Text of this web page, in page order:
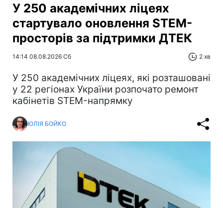
У 250 академічних ліцеях
стартувало оновлення STEM-
просторів за підтримки ДТЕК​‌
14:14 08.08.2026 Сб 2 хв
У 250 академічних ліцеях, які розташовані
у 22 регіонах України розпочато ремонт
кабінетів STEM-напрямку
ЮЛІЯ БОЙКО